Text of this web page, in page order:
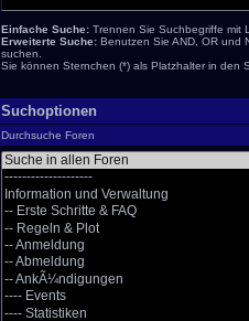
Einfache Suche: Trennen Sie Suchbegriffe mit
Erweiterte Suche: Benutzen Sie AND, OR und
suchen.
Sie können Sternchen (*) als Platzhalter in den
Suchoptionen
Durchsuche Foren